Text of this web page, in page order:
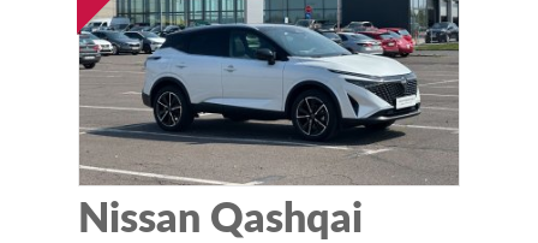
Nissan Qashqai